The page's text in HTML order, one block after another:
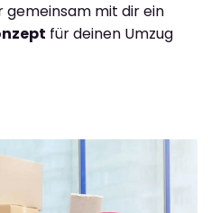
gemeinsam mit dir ein
für deinen Umzug